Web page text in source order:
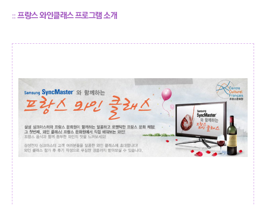
:: 프랑스 와인클래스 프로그램 소개